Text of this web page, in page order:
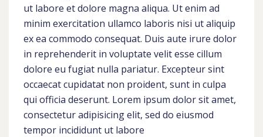
ut labore et dolore magna aliqua. Ut enim ad
minim exercitation ullamco laboris nisi ut aliquip
ex ea commodo consequat. Duis aute irure dolor
in reprehenderit in voluptate velit esse cillum
dolore eu fugiat nulla pariatur. Excepteur sint
occaecat cupidatat non proident, sunt in culpa
qui officia deserunt. Lorem ipsum dolor sit amet,
consectetur adipisicing elit, sed do eiusmod
tempor incididunt ut labore